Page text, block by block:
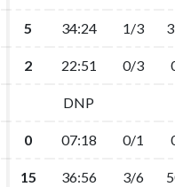
5 34:24 1/3
2 22:51 0/3
DNP
0 07:18 0/1
15 36:56 3/6
5 34:24 1/3
2 22:51 0/3
DNP
0 07:18 0/1
15 36:56 3/6